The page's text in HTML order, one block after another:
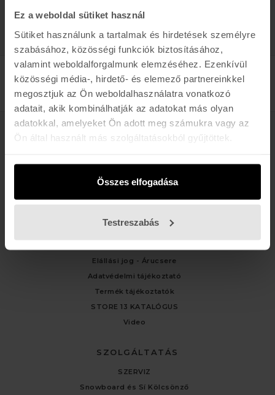
Ez a weboldal sütiket használ
Sütiket használunk a tartalmak és hirdetések személyre
szabásához, közösségi funkciók biztosításához,
valamint weboldalforgalmunk elemzéséhez. Ezenkívül
közösségi média-, hirdető- és elemező partnereinkkel
megosztjuk az Ön weboldalhasználatra vonatkozó
adatait, akik kombinálhatják az adatokat más olyan
adatokkal, amelyeket Ön adott meg számukra vagy az
Ön által használt más szolgáltatásokból gyűjtöttek.
Összes elfogadása
Testreszabás
Kapcsolat
Fiókom
TÁJÉKOZTATÓK
Elállási jog - Árucsere
Adatvédelmi tájékoztató
Termék tájékoztatók
STORE 13 KATALÓGUS
Video
SZOLGÁLTATÁS
SZERVIZ
Snowboard és Sí Kölcsönző